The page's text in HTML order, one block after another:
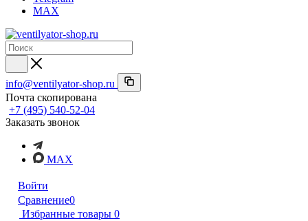
MAX
info@ventilyator-shop.ru
Почта скопирована
+7 (495) 540-52-04
Заказать звонок
MAX
Войти
Сравнение0
Избранные товары 0